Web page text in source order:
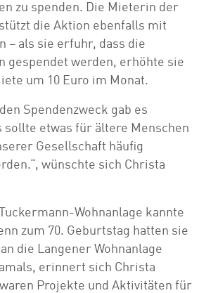
zu spenden. Die Mieterin der
die Aktion ebenfalls mit
– als sie erfuhr, dass die
gespendet werden, erhöhte sie
um 10 Euro im Monat.
Spendenzweck gab es
sollte etwas für ältere Menschen
Gesellschaft häufig
wünschte sich Christa
Wohnanlage kannte
zum 70. Geburtstag hatten sie
die Langener Wohnanlage
erinnert sich Christa
Projekte und Aktivitäten für